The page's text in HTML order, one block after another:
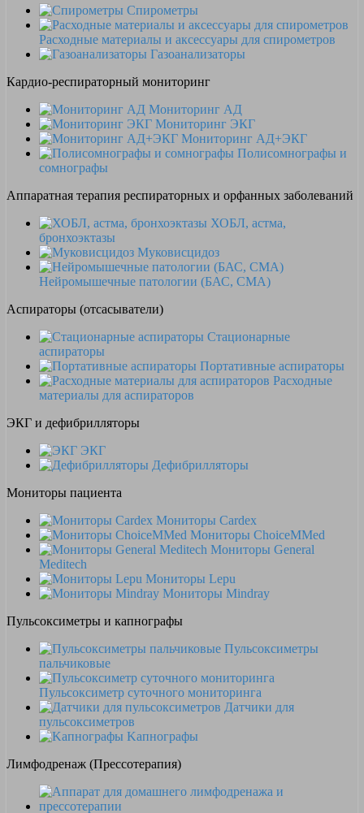
Спирометры
Расходные материалы и аксессуары для спирометров
Газоанализаторы
Кардио-респираторный мониторинг
Мониторинг АД
Мониторинг ЭКГ
Мониторинг АД+ЭКГ
Полисомнографы и
сомнографы
Аппаратная терапия респираторных и орфанных заболеваний
ХОБЛ, астма,
бронхоэктазы
Муковисцидоз
Нейромышечные патологии (БАС, СМА)
Аспираторы (отсасыватели)
Стационарные
аспираторы
Портативные аспираторы
Расходные
материалы для аспираторов
ЭКГ и дефибрилляторы
ЭКГ
Дефибрилляторы
Мониторы пациента
Мониторы Cardex
Мониторы ChoiceMMed
Мониторы General
Meditech
Мониторы Lepu
Мониторы Mindray
Пульсоксиметры и капнографы
Пульсоксиметры
пальчиковые
Пульсоксиметр суточного мониторинга
Датчики для
пульсоксиметров
Kапнографы
Лимфодренаж (Прессотерапия)